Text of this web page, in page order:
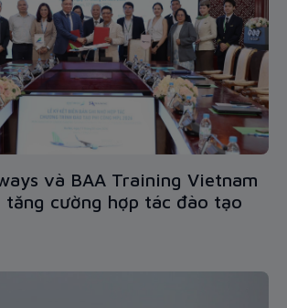
và BAA Training Vietnam
tăng cường hợp tác đào tạo